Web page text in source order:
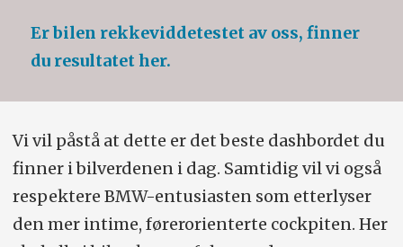
Er bilen rekkeviddetestet av oss, finner
du resultatet her.
Vi vil påstå at dette er det beste dashbordet du
finner i bilverdenen i dag. Samtidig vil vi også
respektere BMW-entusiasten som etterlyser
den mer intime, førerorienterte cockpiten. Her